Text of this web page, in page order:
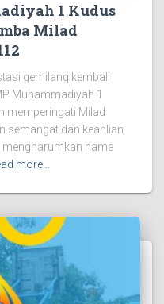
1 Kudus
Milad
gemilang kembali
Muhammadiyah 1
memperingati Milad
semangat dan keahlian
mengharumkan nama
more…